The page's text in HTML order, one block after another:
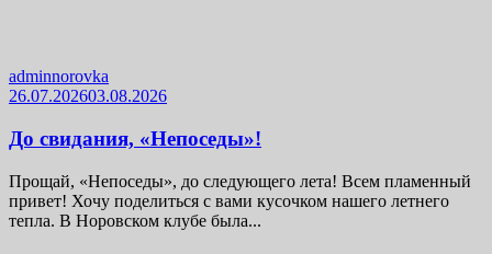
adminnorovka
26.07.202603.08.2026
До свидания, «Непоседы»!
Прощай, «Непоседы», до следующего лета! Всем пламенный
привет! Хочу поделиться с вами кусочком нашего летнего
тепла. В Норовском клубе была...